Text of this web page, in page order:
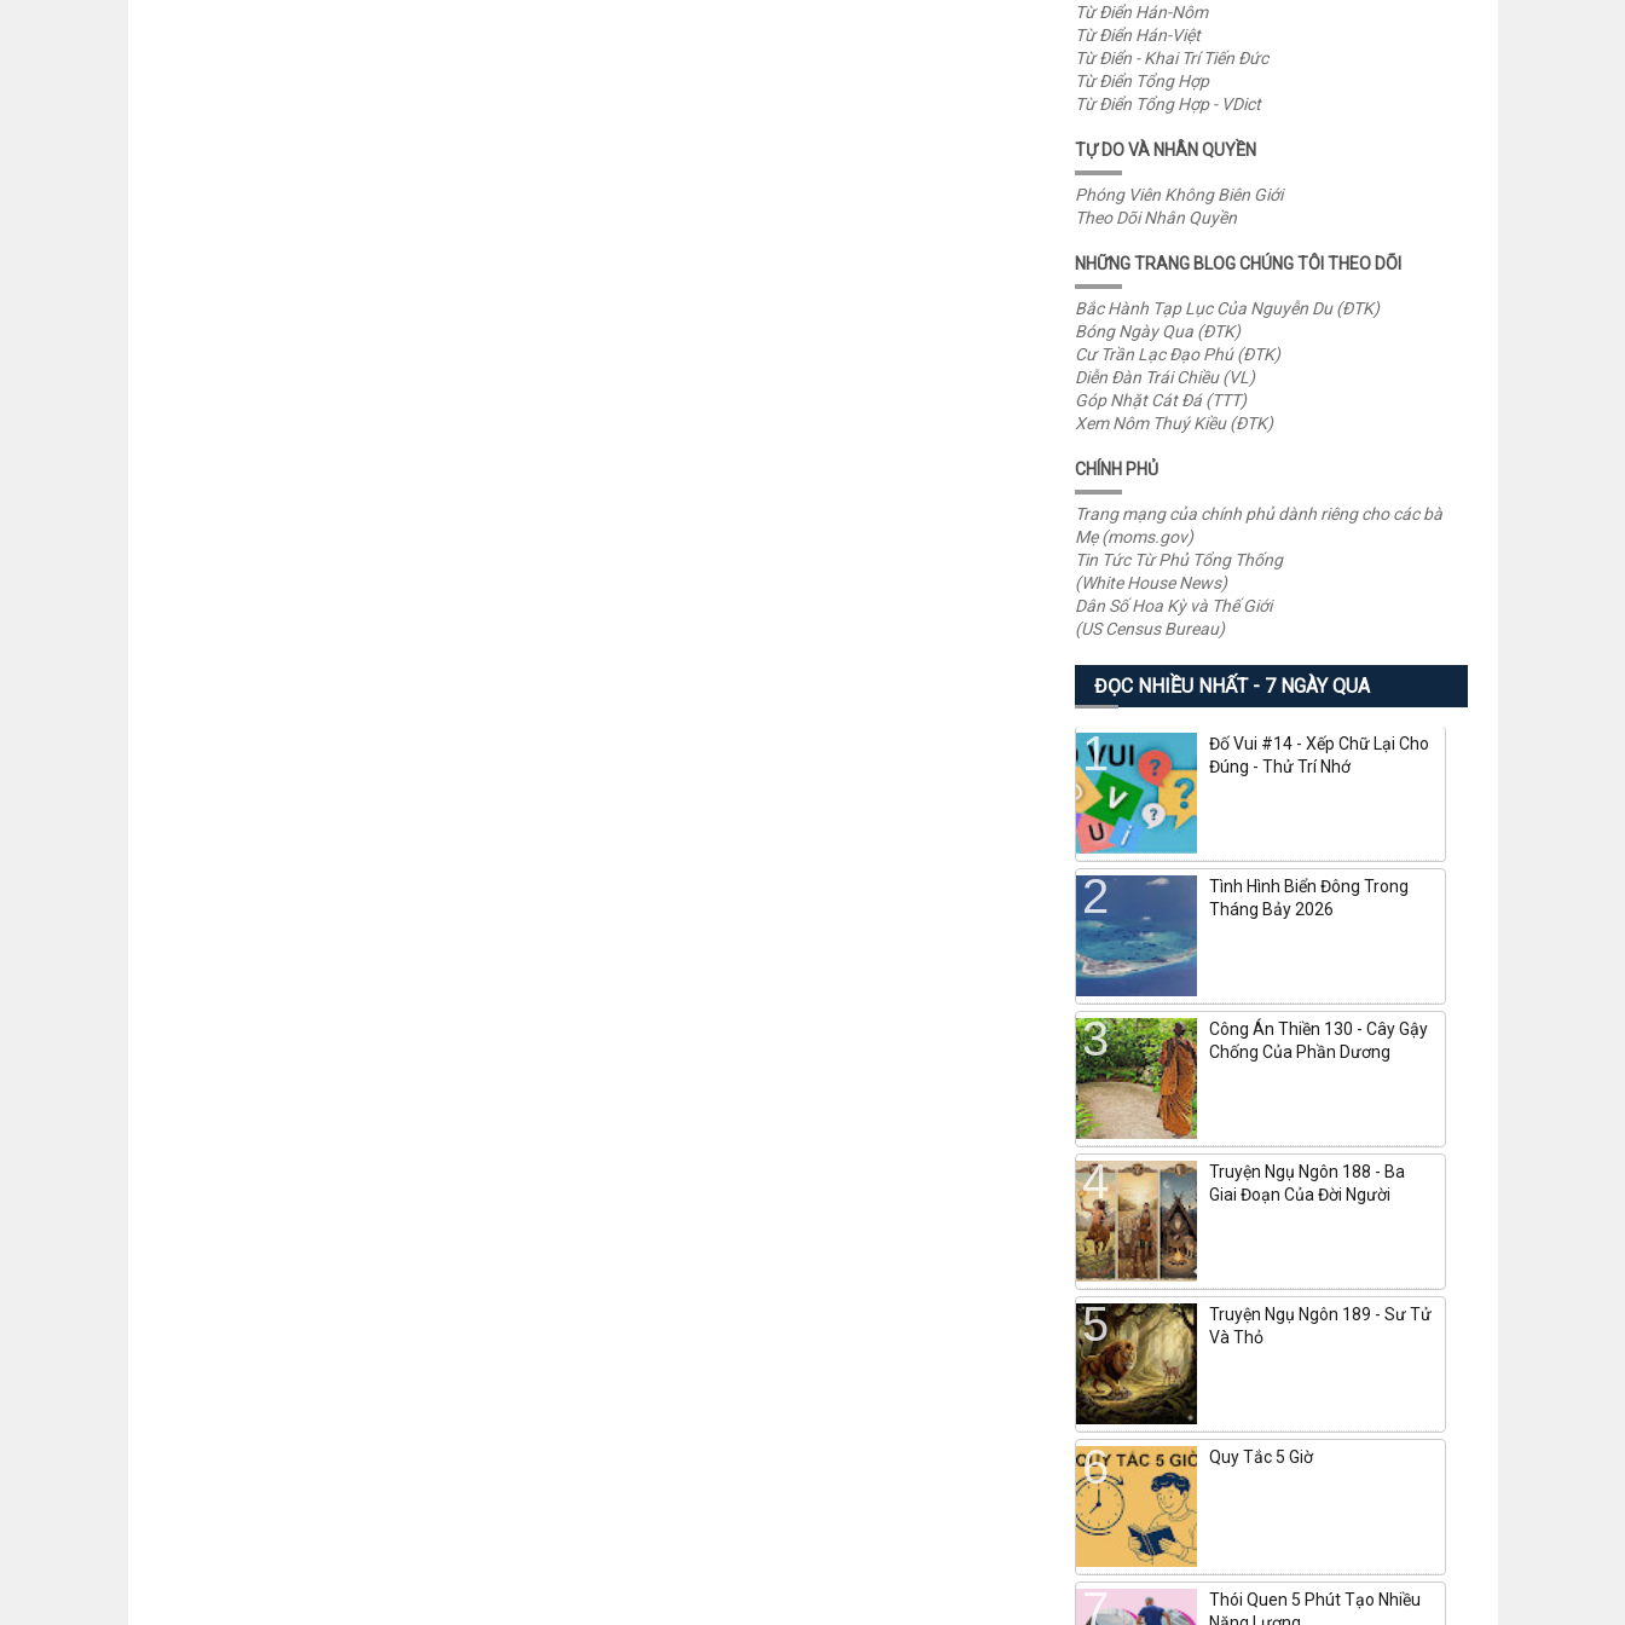
Từ Điển Hán-Nôm
Từ Điển Hán-Việt
Từ Điển - Khai Trí Tiến Đức
Từ Điển Tổng Hợp
Từ Điển Tổng Hợp - VDict
TỰ DO VÀ NHÂN QUYỀN
Phóng Viên Không Biên Giới
Theo Dõi Nhân Quyền
NHỮNG TRANG BLOG CHÚNG TÔI THEO DÕI
Bắc Hành Tạp Lục Của Nguyễn Du (ĐTK)
Bóng Ngày Qua (ĐTK)
Cư Trần Lạc Đạo Phú (ĐTK)
Diễn Đàn Trái Chiều (VL)
Góp Nhặt Cát Đá (TTT)
Xem Nôm Thuý Kiều (ĐTK)
CHÍNH PHỦ
Trang mạng của chính phủ dành riêng cho các bà
Mẹ (moms.gov)
Tin Tức Từ Phủ Tổng Thống
(White House News)
Dân Số Hoa Kỳ và Thế Giới
(US Census Bureau)
ĐỌC NHIỀU NHẤT - 7 NGÀY QUA
Đố Vui #14 - Xếp Chữ Lại Cho
Đúng - Thử Trí Nhớ
Tình Hình Biển Đông Trong
Tháng Bảy 2026
Công Án Thiền 130 - Cây Gậy
Chống Của Phần Dương
Truyện Ngụ Ngôn 188 - Ba
Giai Đoạn Của Đời Người
Truyện Ngụ Ngôn 189 - Sư Tử
Và Thỏ
Quy Tắc 5 Giờ
Thói Quen 5 Phút Tạo Nhiều